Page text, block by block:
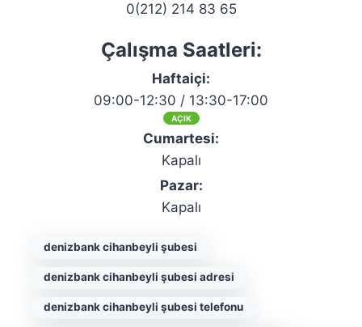
0(212) 214 83 65
Çalışma Saatleri:
Haftaiçi:
09:00-12:30 / 13:30-17:00
AÇIK
Cumartesi:
Kapalı
Pazar:
Kapalı
denizbank cihanbeyli şubesi
denizbank cihanbeyli şubesi adresi
denizbank cihanbeyli şubesi telefonu